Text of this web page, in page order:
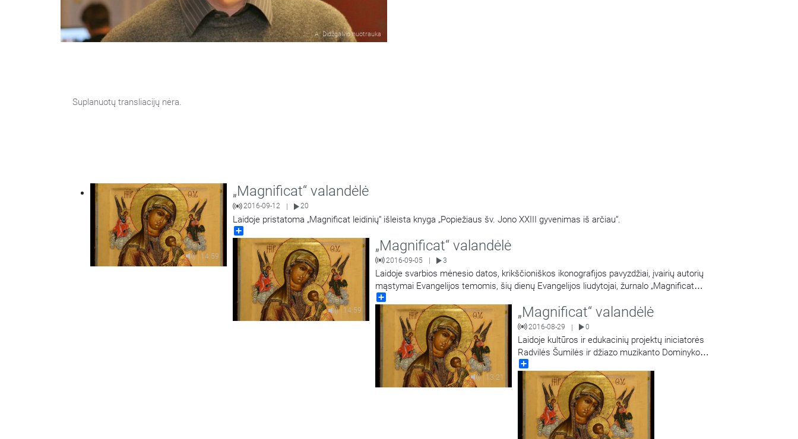
A. Didžgalvio nuotrauka
Suplanuotų transliacijų nėra.
14:59
„Magnificat“ valandėlė
2016-09-12 20
Laidoje pristatoma „Magnificat leidinių“ išleista knyga „Popiežiaus šv. Jono XXIII gyvenimas iš arčiau“.
14:59
„Magnificat“ valandėlė
2016-09-05 3
Laidoje svarbios mėnesio datos, krikščioniškos ikonografijos pavyzdžiai, įvairių autorių
mąstymai Evangelijos temomis, šių dienų Evangelijos liudytojai, žurnalo „Magnificat
vaikams" naujienos.
13:21
„Magnificat“ valandėlė
2016-08-29 | 0
Laidoje kultūros ir edukacinių projektų iniciatorės
Radvilės Šumilės ir džiazo muzikanto Dominyko
Vyšniausko pašnekesys apie piligrimystę,
gailestingumą ir Dievą kasdienybėje.